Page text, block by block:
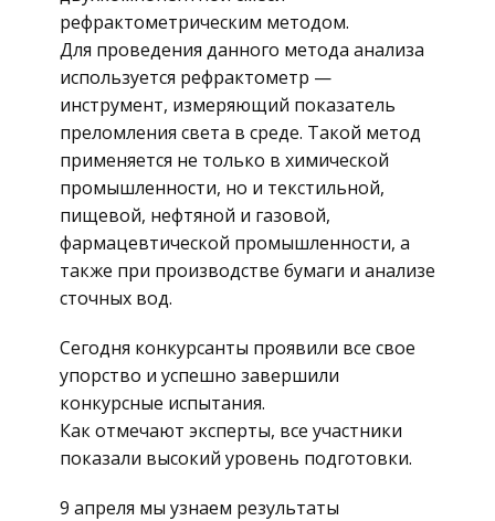
рефрактометрическим методом.
Для проведения данного метода анализа
используется рефрактометр —
инструмент, измеряющий показатель
преломления света в среде. Такой метод
применяется не только в химической
промышленности, но и текстильной,
пищевой, нефтяной и газовой,
фармацевтической промышленности, а
также при производстве бумаги и анализе
сточных вод.
Сегодня конкурсанты проявили все свое
упорство и успешно завершили
конкурсные испытания.
Как отмечают эксперты, все участники
показали высокий уровень подготовки.
9 апреля мы узнаем результаты